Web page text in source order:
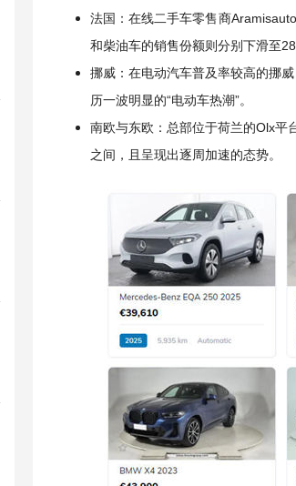
法国：在线二手车零售商
和柴油车的销售份额则分别下滑至
挪威：在电动汽车普及率较高的挪
历一波明显的“电动车热潮”。
南欧与东欧：总部位于荷兰的Olx平
之间，且呈现出逐周加速的态势。